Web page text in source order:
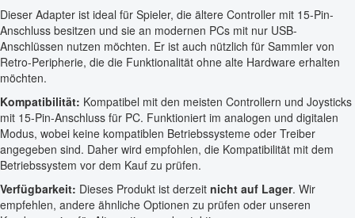
Dieser Adapter ist ideal für Spieler, die ältere Controller mit 15-Pin-
Anschluss besitzen und sie an modernen PCs mit nur USB-
Anschlüssen nutzen möchten. Er ist auch nützlich für Sammler von
Retro-Peripherie, die die Funktionalität ohne alte Hardware erhalten
möchten.
Kompatibilität: Kompatibel mit den meisten Controllern und Joysticks
mit 15-Pin-Anschluss für PC. Funktioniert im analogen und digitalen
Modus, wobei keine kompatiblen Betriebssysteme oder Treiber
angegeben sind. Daher wird empfohlen, die Kompatibilität mit dem
Betriebssystem vor dem Kauf zu prüfen.
Verfügbarkeit: Dieses Produkt ist derzeit nicht auf Lager. Wir
empfehlen, andere ähnliche Optionen zu prüfen oder unseren